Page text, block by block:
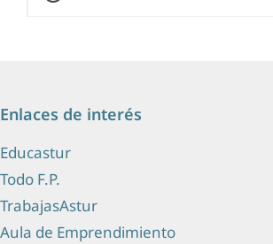
Enlaces de interés
Educastur
Todo F.P.
TrabajasAstur
Aula de Emprendimiento